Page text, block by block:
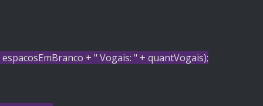
espacosEmBranco + " Vogais: " + quantVogais);